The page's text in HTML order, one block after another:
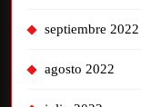
septiembre 2022
agosto 2022